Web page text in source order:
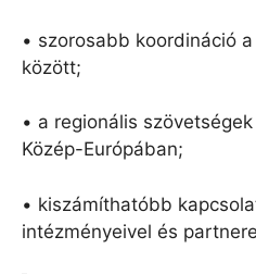
• szorosabb koordináció
között;
• a regionális
Közép-Európában;
• kiszámíthatóbb
intézményeivel és